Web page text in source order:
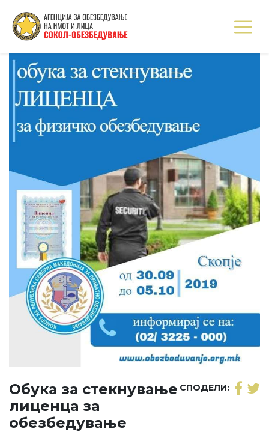
Обука за стекнување
лиценца за
обезбедување
СПОДЕЛИ: